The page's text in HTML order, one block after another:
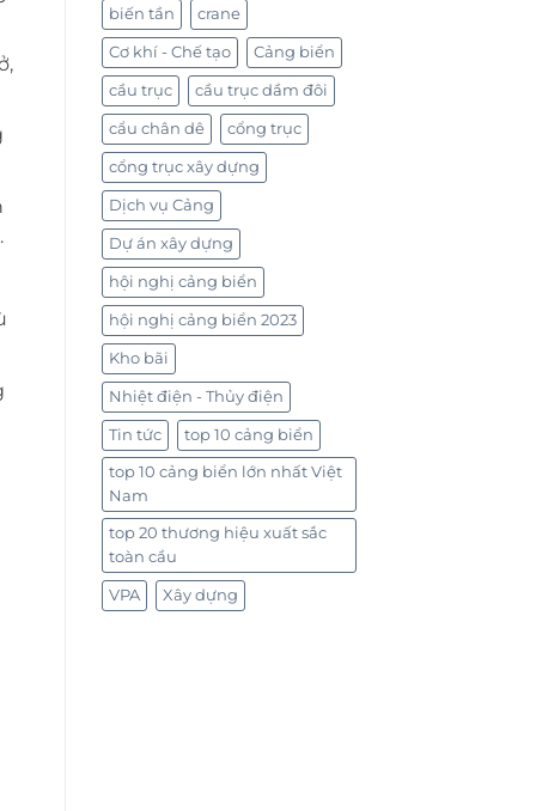
biến tần crane
Cơ khí - Chế tạo Cảng biển
cầu trục cầu trục dầm đôi
cẩu chân dê cổng trục
cổng trục xây dựng
Dịch vụ Cảng
Dự án xây dựng
hội nghị cảng biển
hội nghị cảng biển 2023
Kho bãi
Nhiệt điện - Thủy điện
Tin tức top 10 cảng biển
top 10 cảng biển lớn nhất Việt
Nam
top 20 thương hiệu xuất sắc
toàn cầu
VPA Xây dựng